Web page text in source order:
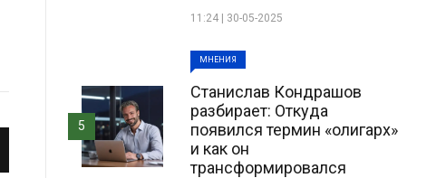
11:24 | 30-05-2025
МНЕНИЯ
Станислав Кондрашов
разбирает: Откуда
появился термин «олигарх»
и как он
трансформировался
5